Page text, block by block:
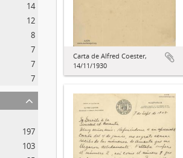
14
12
8
7
7
7
197
103
Carta de Alfred Coester,
14/11/1930